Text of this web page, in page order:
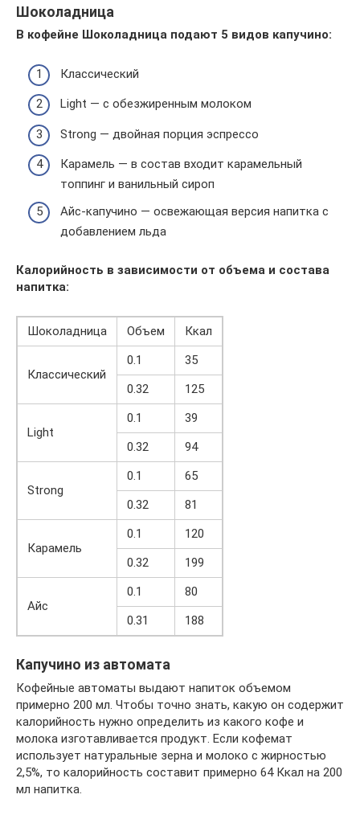
Шоколадница
В кофейне Шоколадница подают 5 видов капучино:
Классический
Light — с обезжиренным молоком
Strong — двойная порция эспрессо
Карамель — в состав входит карамельный
топпинг и ванильный сироп
Айс-капучино — освежающая версия напитка с
добавлением льда
Калорийность в зависимости от объема и состава
напитка:
Шоколадница Объем Ккал
Классический
0.1
35
0.32
125
Light
0.1
39
0.32
94
Strong
0.1
65
0.32
81
Карамель
0.1
120
0.32
199
Айс
0.1
80
0.31
188
Капучино из автомата
Кофейные автоматы выдают напиток объемом
примерно 200 мл. Чтобы точно знать, какую он содержит
калорийность нужно определить из какого кофе и
молока изготавливается продукт. Если кофемат
использует натуральные зерна и молоко с жирностью
2,5%, то калорийность составит примерно 64 Ккал на 200
мл напитка.